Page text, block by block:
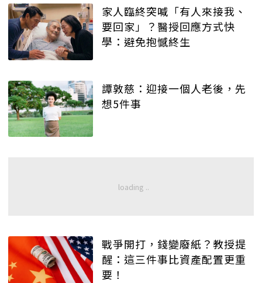
家人臨終突喊「有人來接我、
要回家」？醫授回應方式快
學：避免抱憾終生
譚敦慈：迎接一個人老後，先
想5件事
戰爭開打，錢變廢紙？教授提
醒：這三件事比資產配置更重
要！